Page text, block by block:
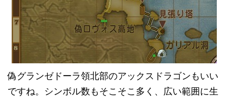
偽グランゼドーラ領北部のアックスドラゴンもいい
ですね。シンボル数もそこそこ多く、広い範囲に生